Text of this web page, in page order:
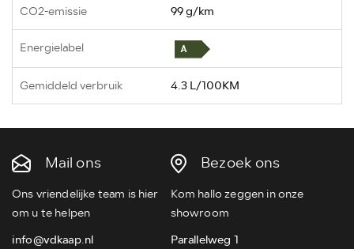
CO2-emissie 99 g/km
Energielabel
Gemiddeld verbruik 4.3 L/100KM
Mail ons
Ons vriendelijke team is hier
om u te helpen
info@vdkaap.nl
Bezoek ons
Kom hallo zeggen in onze
showroom
Parallelweg 1